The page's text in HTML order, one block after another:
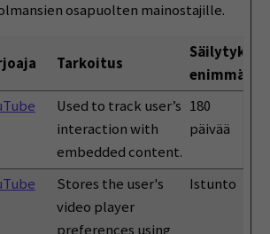
osapuolten mainostajille.
Tarkoitus
Säilytyksen
Used to track user’s
interaction with
embedded content.
180
päivää
Stores the user's
video player
preferences using
Istunto